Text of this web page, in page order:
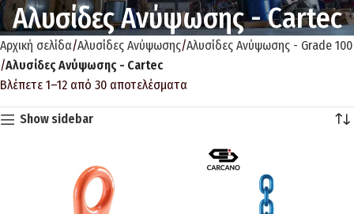
Αλυσίδες Ανύψωσης - Cartec
Αρχική σελίδα Αλυσίδες Ανύψωσης Αλυσίδες Ανύψωσης - Grade 100
Αλυσίδες Ανύψωσης - Cartec
Βλέπετε 1–12 από 30 αποτελέσματα
Show sidebar